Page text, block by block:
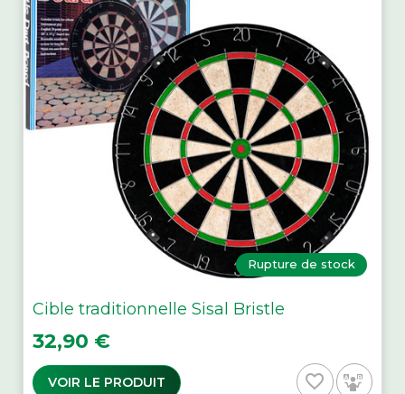
Rupture de stock
Cible traditionnelle Sisal Bristle
Prix
32,90 €
VOIR LE PRODUIT favorite_border